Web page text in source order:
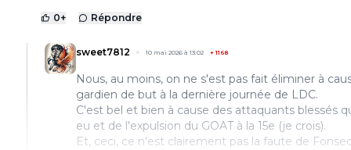
0+ Répondre
sweet7812 10 mai 2026 à 13:02 +1168
Nous, au moins, on ne s'est pas fait éliminer à
gardien de but à la dernière journée de LDC.
C'est bel et bien à cause des attaquants blessés
eu et de l'expulsion du GOAT à la 15e (je crois).
Et, ceci, ce n'est clairement pas la faute de